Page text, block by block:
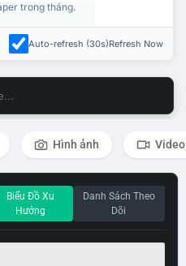
trong tháng.
Auto-refresh (30s)Refresh Now
Hình ảnh Video
Biểu Đồ Xu
Hướng
Danh Sách Theo
Dõi